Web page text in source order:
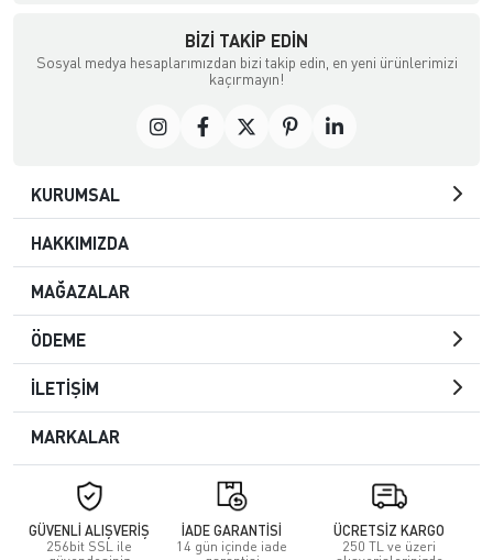
BIZI TAKIP EDIN
Sosyal medya hesaplarımızdan bizi takip edin, en yeni ürünlerimizi
kaçırmayın!
KURUMSAL
HAKKIMIZDA
MAĞAZALAR
ÖDEME
İLETİŞİM
MARKALAR
GÜVENLİ ALIŞVERİŞ
256bit SSL ile
İADE GARANTİSİ
14 gün içinde iade
ÜCRETSİZ KARGO
250 TL ve üzeri